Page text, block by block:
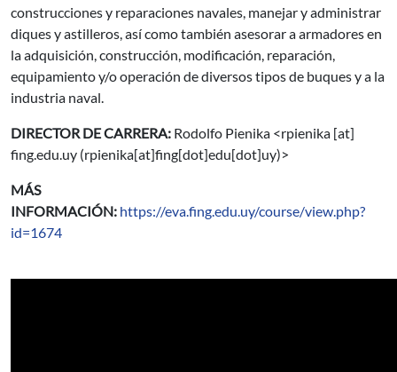
construcciones y reparaciones navales, manejar y administrar
diques y astilleros, así como también asesorar a armadores en
la adquisición, construcción, modificación, reparación,
equipamiento y/o operación de diversos tipos de buques y a la
industria naval.
DIRECTOR DE CARRERA: Rodolfo Pienika <rpienika [at]
fing.edu.uy (rpienika[at]fing[dot]edu[dot]uy)>
MÁS
INFORMACIÓN: https://eva.fing.edu.uy/course/view.php?
id=1674